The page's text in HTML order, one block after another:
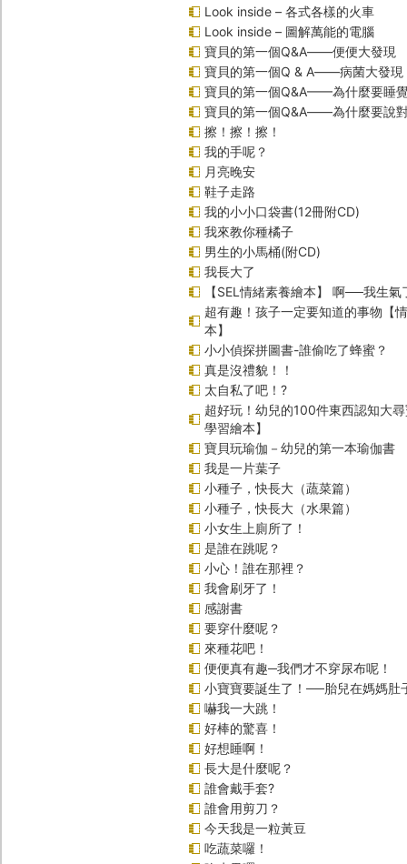
Look inside – 各式各樣的火車
Look inside – 圖解萬能的電腦
寶貝的第一個Q&A――便便大發現
寶貝的第一個Q & A――病菌大發現
寶貝的第一個Q&A——為什麼要睡
寶貝的第一個Q&A――為什麼要說
擦！擦！擦！
我的手呢？
月亮晚安
鞋子走路
我的小小口袋書(12冊附CD)
我來教你種橘子
男生的小馬桶(附CD)
我長大了
【SEL情緒素養繪本】 啊──我生氣
超有趣！孩子一定要知道的事物【
本】
小小偵探拼圖書-誰偷吃了蜂蜜？
真是沒禮貌！！
太自私了吧！?
超好玩！幼兒的100件東西認知大
學習繪本】
寶貝玩瑜伽－幼兒的第一本瑜伽書
我是一片葉子
小種子，快長大（蔬菜篇）
小種子，快長大（水果篇）
小女生上廁所了！
是誰在跳呢？
小心！誰在那裡？
我會刷牙了！
感謝書
要穿什麼呢？
來種花吧！
便便真有趣─我們才不穿尿布呢！
小寶寶要誕生了！──胎兒在媽媽肚
嚇我一大跳！
好棒的驚喜！
好想睡啊！
長大是什麼呢？
誰會戴手套?
誰會用剪刀？
今天我是一粒黃豆
吃蔬菜囉！